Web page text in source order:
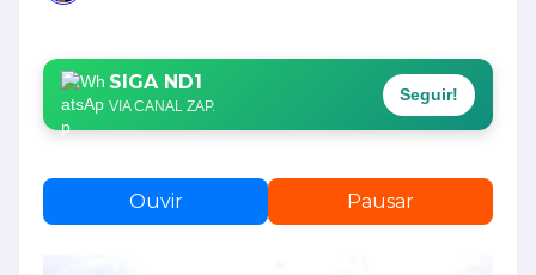
SIGA ND1
VIA CANAL ZAP.
Seguir!
Ouvir Pausar